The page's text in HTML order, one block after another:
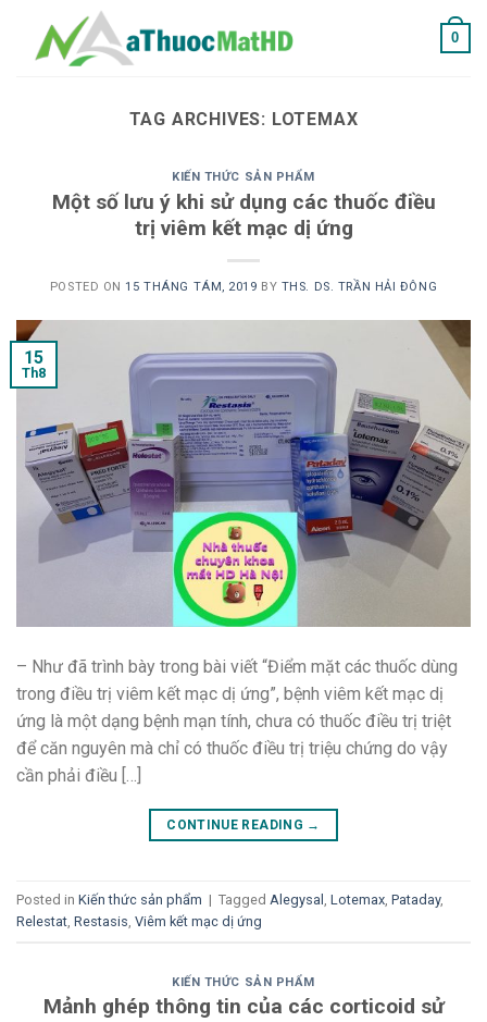
content
0
TAG ARCHIVES: LOTEMAX
KIẾN THỨC SẢN PHẨM
Một số lưu ý khi sử dụng các thuốc điều
trị viêm kết mạc dị ứng
POSTED ON15 THÁNG TÁM, 2019 BY THS. DS. TRẦN HẢI ĐÔNG
15
Th8
– Như đã trình bày trong bài viết “Điểm mặt các thuốc dùng
trong điều trị viêm kết mạc dị ứng”, bệnh viêm kết mạc dị
ứng là một dạng bệnh mạn tính, chưa có thuốc điều trị triệt
để căn nguyên mà chỉ có thuốc điều trị triệu chứng do vậy
cần phải điều […]
CONTINUE READING →
Posted in Kiến thức sản phẩm | Tagged Alegysal Lotemax Pataday,
Relestat Restasis Viêm kết mạc dị ứng
KIẾN THỨC SẢN PHẨM
Mảnh ghép thông tin của các corticoid sử